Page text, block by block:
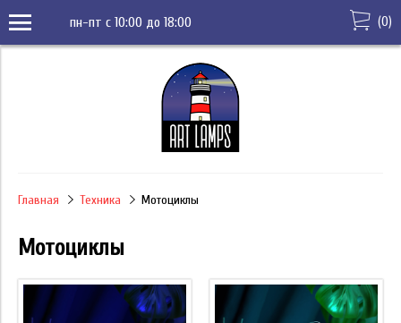
пн-пт с 10:00 до 18:00 (0)
Главная Техника Мотоциклы
Мотоциклы